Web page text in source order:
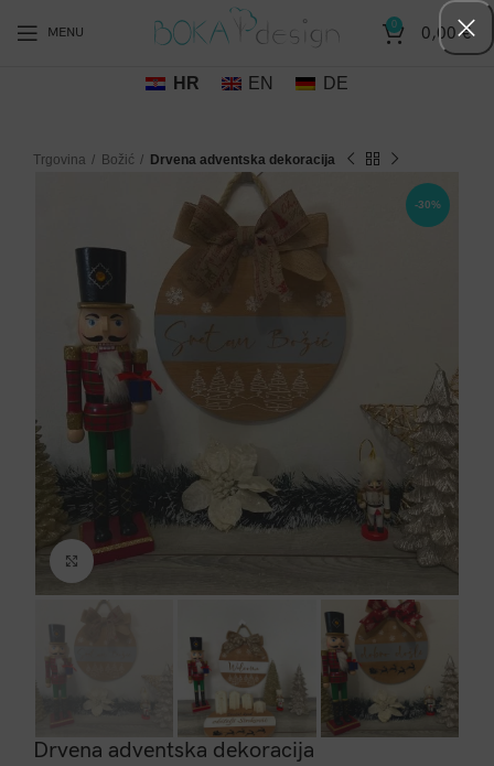
MENU 0 0,00€
HR EN DE
Trgovina Božić Drvena adventska dekoracija
-30%
Click to enlarge
Drvena adventska dekoracija